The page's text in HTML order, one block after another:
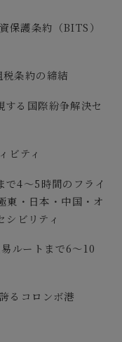
保護条約（BITS）
条約の締結
る国際紛争解決セ
ビティ
4～5時間のフライ
東・日本・中国・オ
ビリティ
ルートまで6～10
るコロンボ港